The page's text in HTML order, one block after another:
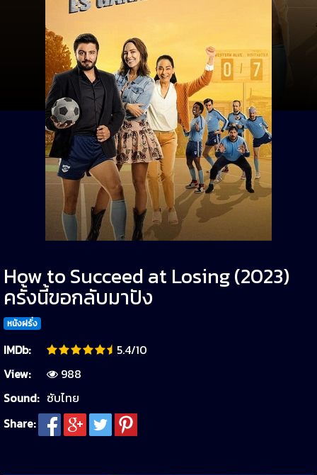
How to Succeed at Losing (2023)
ครั้งนี้ขอกลับมาปัง
หนังฝรั่ง
IMDb:
5.4/10
View:
988
Sound: ซับไทย
Share: